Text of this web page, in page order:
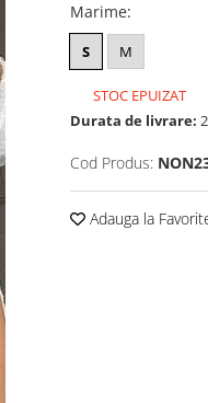
Marime:
S M
STOC EPUIZAT
Durata de livrare:
Cod Produs:
Adauga la